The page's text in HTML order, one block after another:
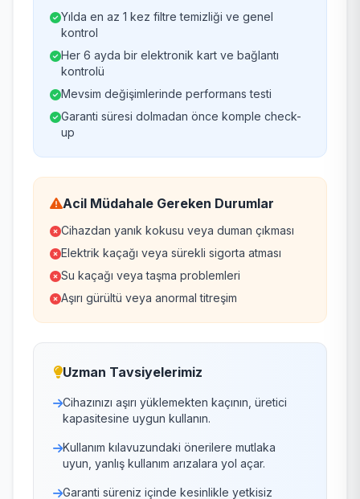
Yılda en az 1 kez filtre temizliği ve genel
kontrol
Her 6 ayda bir elektronik kart ve bağlantı
kontrolü
Mevsim değişimlerinde performans testi
Garanti süresi dolmadan önce komple check-
up
Acil Müdahale Gereken Durumlar
Cihazdan yanık kokusu veya duman çıkması
Elektrik kaçağı veya sürekli sigorta atması
Su kaçağı veya taşma problemleri
Aşırı gürültü veya anormal titreşim
Uzman Tavsiyelerimiz
Cihazınızı aşırı yüklemekten kaçının, üretici
kapasitesine uygun kullanın.
Kullanım kılavuzundaki önerilere mutlaka
uyun, yanlış kullanım arızalara yol açar.
Garanti süreniz içinde kesinlikle yetkisiz